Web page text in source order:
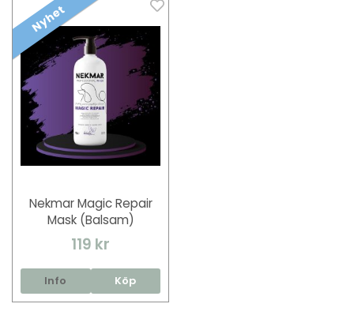
Nyhet
Nekmar Magic Repair
Mask (Balsam)
119 kr
Info Köp